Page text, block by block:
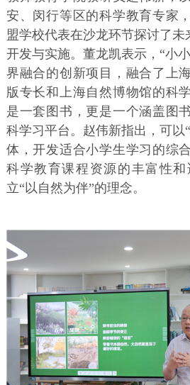
安、闵行等区的科学教育专家
盟学校代表在沙龙环节探讨了未
开发与实施。董龙凯表示，“小
界融合的创新项目，融合了上
版专长和上海自然博物馆的科
是一套图书，更是一个涵盖图
科学习平台。赵伟新指出，可以
体，开发适合小学生学习的综
科学教育课程资源的丰富性
立“以自然为伴”的理念。